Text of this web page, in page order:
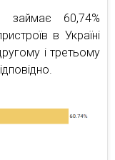
займає 60,74%
в Україні
і третьому